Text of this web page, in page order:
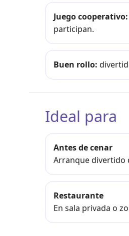
Juego cooperativo:
participan.
Buen rollo:
Ideal para
Antes de cenar
Arranque divertido
Restaurante
En sala privada o